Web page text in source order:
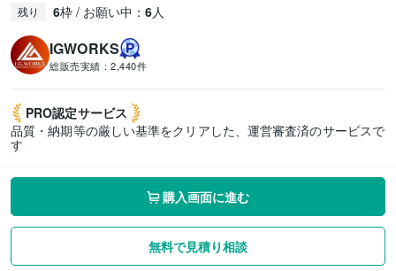
残り 6枠 / お願い中： 6人
IGWORKS
総販売実績： 2,440件
PRO認定サービス
品質・納期等の厳しい基準をクリアした、運営審査済のサービスで
す
購入画面に進む
無料で見積り相談